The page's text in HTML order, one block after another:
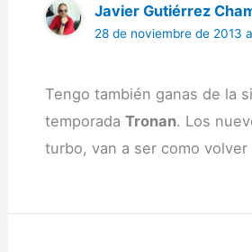
Javier Gutiérrez
28 de noviembre de 2013
Tengo también ganas de la
temporada Tronan. Los
turbo, van a ser como volver